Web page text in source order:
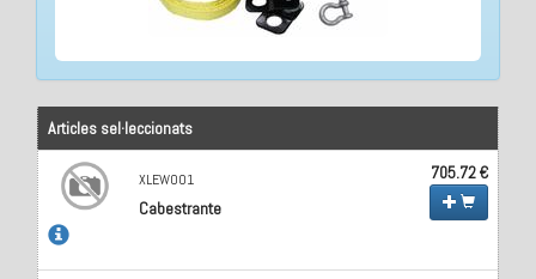
Articles sel·leccionats
XLEW001
Cabestrante
705.72 €